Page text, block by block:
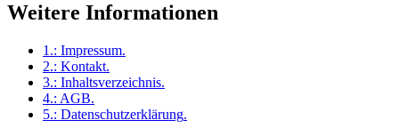
Weitere Informationen
1.: Impressum.
2.: Kontakt.
3.: Inhaltsverzeichnis.
4.: AGB.
5.: Datenschutzerklärung.